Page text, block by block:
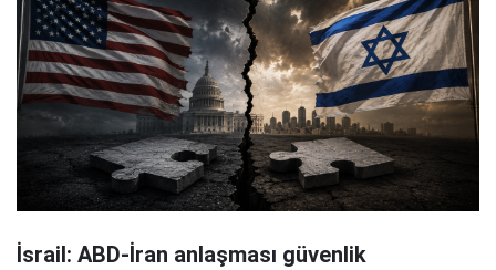
İsrail: ABD-İran anlaşması güvenlik